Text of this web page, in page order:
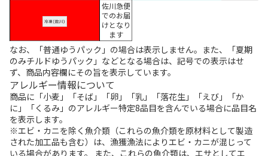
佐川急便
でのお届
けとなり
ます
なお、「普通ゆうパック」の場合は表示しません。また、「夏期
のみチルドゆうパック」などとなる場合は、記号での表示はせ
ず、商品内容欄にその旨を表示しています。
アレルギー情報について
商品に「小麦」「そば」「卵」「乳」「落花生」「えび」「か
に」「くるみ」のアレルギー特定8品目を含んでいる場合に品目名
を表示します。
※エビ・カニを除く魚介類（これらの魚介類を原材料として製造
された加工品も含む）は、漁獲漁法によりエビ・カニが混じって
いる場合があります。 また、これらの魚介類は、エサとしてエ